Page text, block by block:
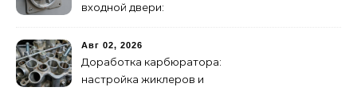
входной двери:
сувальдный
Авг 02, 2026
Доработка карбюратора:
настройка жиклеров и